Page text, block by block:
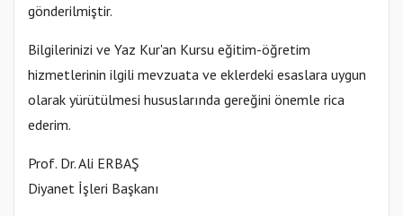
gönderilmiştir.
Bilgilerinizi ve Yaz Kur'an Kursu eğitim-öğretim
hizmetlerinin ilgili mevzuata ve eklerdeki esaslara uygun
olarak yürütülmesi hususlarında gereğini önemle rica
ederim.
Prof. Dr. Ali ERBAŞ
Diyanet İşleri Başkanı